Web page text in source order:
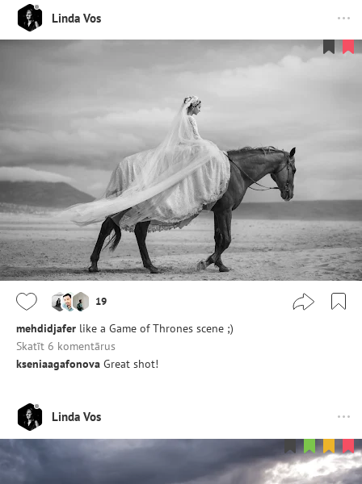
Linda Vos
19
mehdidjafer like a Game of Thrones scene ;)
Skatīt 6 komentārus
kseniaagafonova Great shot!
Linda Vos